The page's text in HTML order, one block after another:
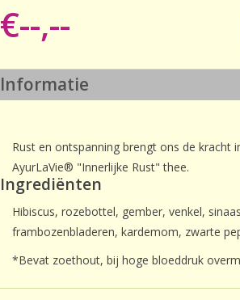
€--,--
Informatie
Rust en ontspanning brengt ons de kracht
AyurLaVie® "Innerlijke Rust" thee.
Ingrediënten
Hibiscus, rozebottel, gember, venkel,
frambozenbladeren, kardemom, zwarte
*Bevat zoethout, bij hoge bloeddruk